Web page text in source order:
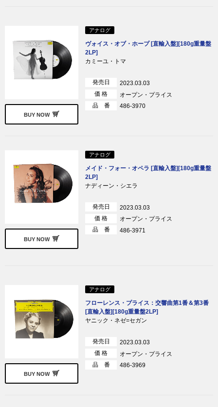
BUY NOW
アナログ
ヴォイス・オブ・ホープ [直輸入盤][180g重量盤
2LP]
カミーユ・トマ
発売日
2023.03.03
価 格
オープン・プライス
品 番
486-3970
BUY NOW
アナログ
メイド・フォー・オペラ [直輸入盤][180g重量盤
2LP]
ナディーン・シエラ
発売日
2023.03.03
価 格
オープン・プライス
品 番
486-3971
BUY NOW
アナログ
フローレンス・プライス：交響曲第1番＆第3番
[直輸入盤][180g重量盤2LP]
ヤニック・ネゼ=セガン
発売日
2023.03.03
価 格
オープン・プライス
品 番
486-3969